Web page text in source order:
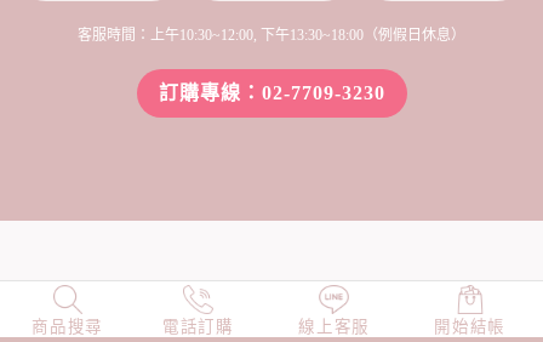
商品搜尋 電話訂購 線上客服 開始結帳
NEW 店長精選 TOP100 小編穿搭
客服時間：上午10:30~12:00, 下午13:30~18:00（例假日休息）
訂購專線：02-7709-3230